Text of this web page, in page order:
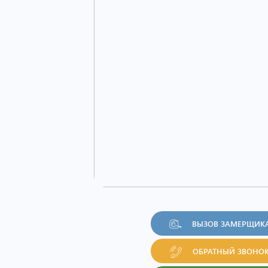
ВЫЗОВ
ОБРАТНЫЙ